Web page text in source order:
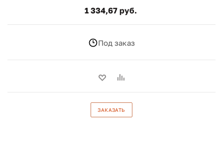
1 334,67 руб.
Под заказ
ЗАКАЗАТЬ